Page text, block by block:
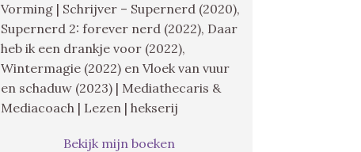
Vorming | Schrijver – Supernerd (2020),
Supernerd 2: forever nerd (2022), Daar
heb ik een drankje voor (2022),
Wintermagie (2022) en Vloek van vuur
en schaduw (2023) | Mediathecaris &
Mediacoach | Lezen | hekserij
Bekijk mijn boeken